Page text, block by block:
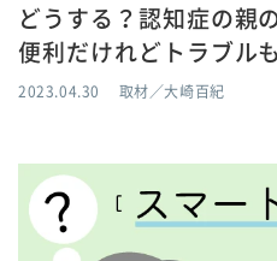
どうする？認知症の親
便利だけれどトラブル
2023.04.30 取材／大崎百紀